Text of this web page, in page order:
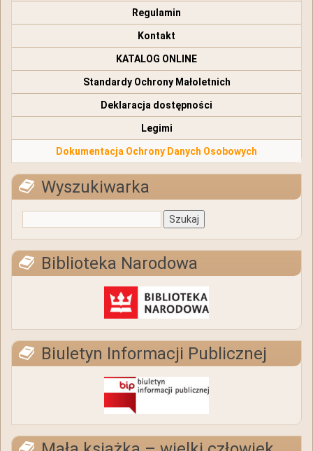
Regulamin
Kontakt
KATALOG ONLINE
Standardy Ochrony Małoletnich
Deklaracja dostępności
Legimi
Dokumentacja Ochrony Danych Osobowych
Wyszukiwarka
Biblioteka Narodowa
Biuletyn Informacji Publicznej